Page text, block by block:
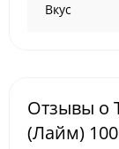
Вкус
Отзывы о
(Лайм)